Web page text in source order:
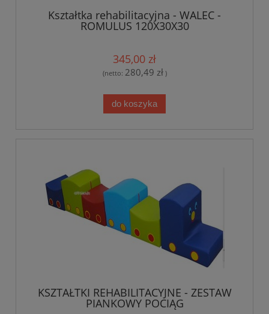
Kształtka rehabilitacyjna - WALEC -
ROMULUS 120X30X30
345,00 zł
(netto: 280,49 zł)
do koszyka
KSZTAŁTKI REHABILITACYJNE - ZESTAW
PIANKOWY POCIĄG